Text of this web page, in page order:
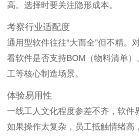
高。选择时要关注隐形成本。
考察行业适配度
通用型软件往往“大而全”但不精。
看软件是否支持BOM（物料清单
工等核心制造场景。
体验易用性
一线工人文化程度参差不齐，软件
如果操作太复杂，员工抵触情绪高